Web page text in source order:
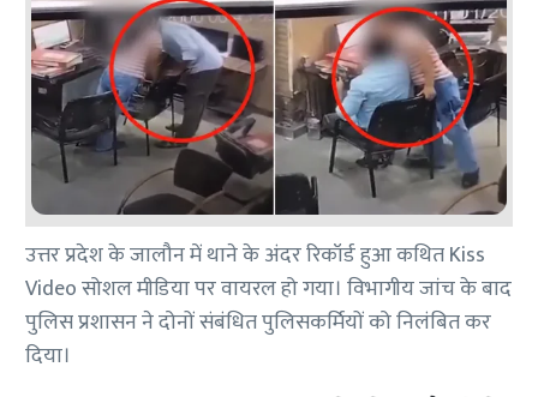
उत्तर प्रदेश के जालौन में थाने के अंदर रिकॉर्ड हुआ कथित Kiss
Video सोशल मीडिया पर वायरल हो गया। विभागीय जांच के बाद
पुलिस प्रशासन ने दोनों संबंधित पुलिसकर्मियों को निलंबित कर
दिया।